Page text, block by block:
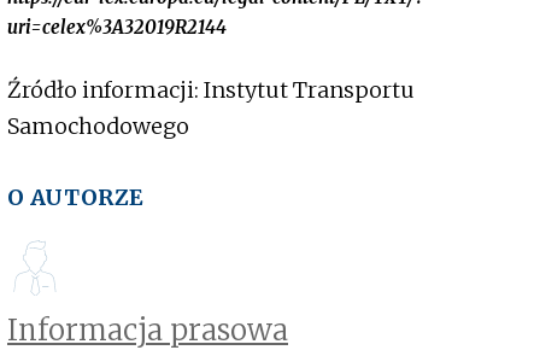
uri=celex%3A32019R2144
Źródło informacji: Instytut Transportu
Samochodowego
O AUTORZE
Informacja prasowa